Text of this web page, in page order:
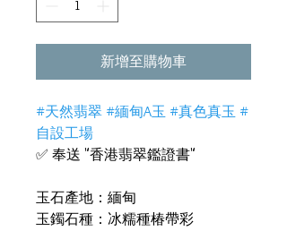
新增至購物車
#天然翡翠 #緬甸A玉 #真色真玉 #
自設工場
✅ 奉送 "香港翡翠鑑證書"
玉石產地：緬甸
玉鐲石種：冰糯種椿帶彩